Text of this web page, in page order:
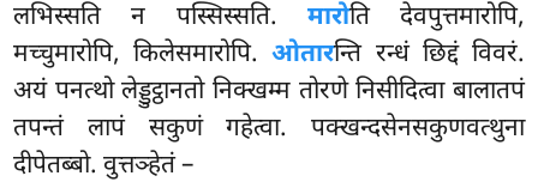
लभिस्सति न पस्सिस्सति. मारोति देवपुत्तमारोपि,
मच्चुमारोपि, किलेसमारोपि.ओतारन्ति रन्धं छिद्दं विवरं.
अयं पनत्थो लेड्डुट्ठानतो निक्खम्म तोरणे निसीदित्वा बालातपं
तपन्तं लापं सकुणं गहेत्वा. पक्खन्दसेनसकुणवत्थुना
दीपेतब्बो. वुत्तञ्हेतं –